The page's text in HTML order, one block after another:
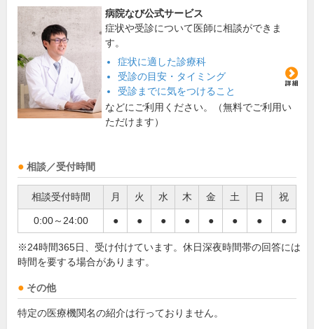
病院なび公式サービス
症状や受診について医師に相談ができま
す。
症状に適した診療科
受診の目安・タイミング
受診までに気をつけること
などにご利用ください。（無料でご利用い
ただけます）
相談／受付時間
相談受付時間 月 火 水 木 金 土 日 祝
0:00～24:00 ● ● ● ● ● ● ● ●
※24時間365日、受け付けています。休日深夜時間帯の回答には
時間を要する場合があります。
その他
特定の医療機関名の紹介は行っておりません。